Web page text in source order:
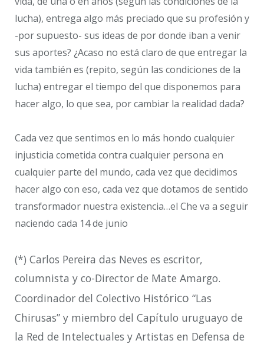
lucha), entrega algo más preciado que su profesión y
-por supuesto- sus ideas de por donde iban a venir
sus aportes? ¿Acaso no está claro de que entregar la
vida también es (repito, según las condiciones de la
lucha) entregar el tiempo del que disponemos para
hacer algo, lo que sea, por cambiar la realidad dada?
Cada vez que sentimos en lo más hondo cualquier
injusticia cometida contra cualquier persona en
cualquier parte del mundo, cada vez que decidimos
hacer algo con eso, cada vez que dotamos de sentido
transformador nuestra existencia…el Che va a seguir
naciendo cada 14 de junio
(*) Carlos Pereira das Neves es escritor,
columnista y co-Director de Mate Amargo.
Coordinador del Colectivo Histórico “Las
Chirusas” y miembro del Capítulo uruguayo de
la Red de Intelectuales y Artistas en Defensa de